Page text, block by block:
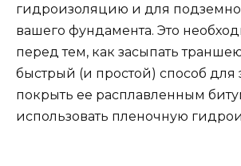
гидроизоляцию и для
вашего фундамента. Это
перед тем, как засыпать
быстрый (и простой) способ для
покрыть ее расплавленным
использовать пленочную